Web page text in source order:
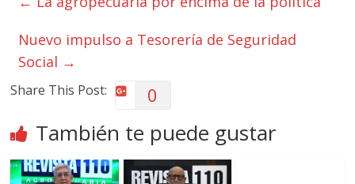
Nuevo impulso a Tesorería de Seguridad
Social →
Share This Post: 0
También te puede gustar